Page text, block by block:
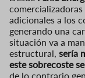
adicionales a los
generando una
situación va a
estructural, sería
este sobrecoste
de lo contrario